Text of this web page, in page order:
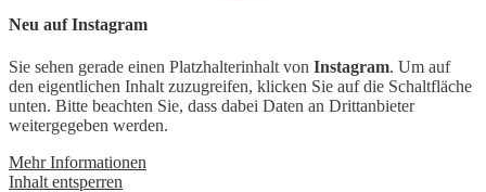
Neu auf Instagram
Sie sehen gerade einen Platzhalterinhalt von Instagram. Um auf
den eigentlichen Inhalt zuzugreifen, klicken Sie auf die Schaltfläche
unten. Bitte beachten Sie, dass dabei Daten an Drittanbieter
weitergegeben werden.
Mehr Informationen
Inhalt entsperren